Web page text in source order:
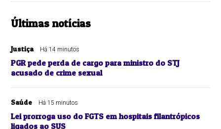
Últimas notícias
Justiça Há 14 minutos
PGR pede perda de cargo para ministro do STJ
acusado de crime sexual
Saúde Há 15 minutos
Lei prorroga uso do FGTS em hospitais filantrópicos
ligados ao SUS